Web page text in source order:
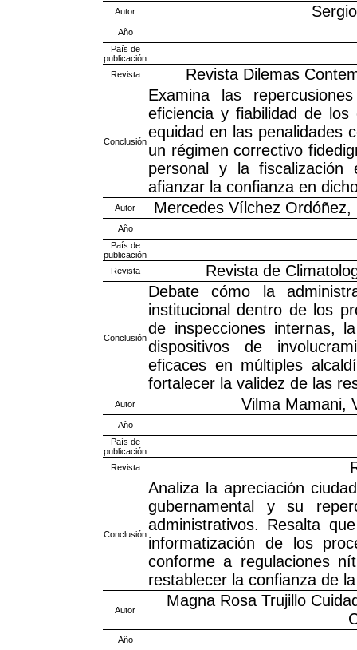
Autor
Año
País de
publicación
Revista
Revista Dilemas
Conclusión
Examina las
eficiencia y fiabilidad de
equidad en las penalidades
un régimen correctivo
personal y la fiscalización
afianzar la confianza en
Autor Mercedes Vílchez
Año
País de
publicación
Revista
Revista de
Conclusión
Debate cómo la
institucional dentro de los
de inspecciones internas,
dispositivos de
eficaces en múltiples
fortalecer la validez de las
Autor Vilma Mamani,
Año
País de
publicación
Revista
Conclusión
Analiza la apreciación
gubernamental y su
administrativos. Resalta
informatización de los
conforme a regulaciones
restablecer la confianza de
Autor
Magna Rosa Trujillo
Año